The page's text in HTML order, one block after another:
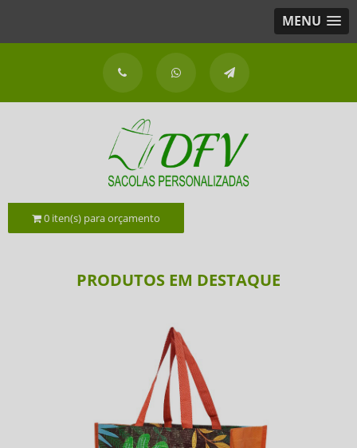
MENU
0 iten(s) para orçamento
PRODUTOS EM DESTAQUE